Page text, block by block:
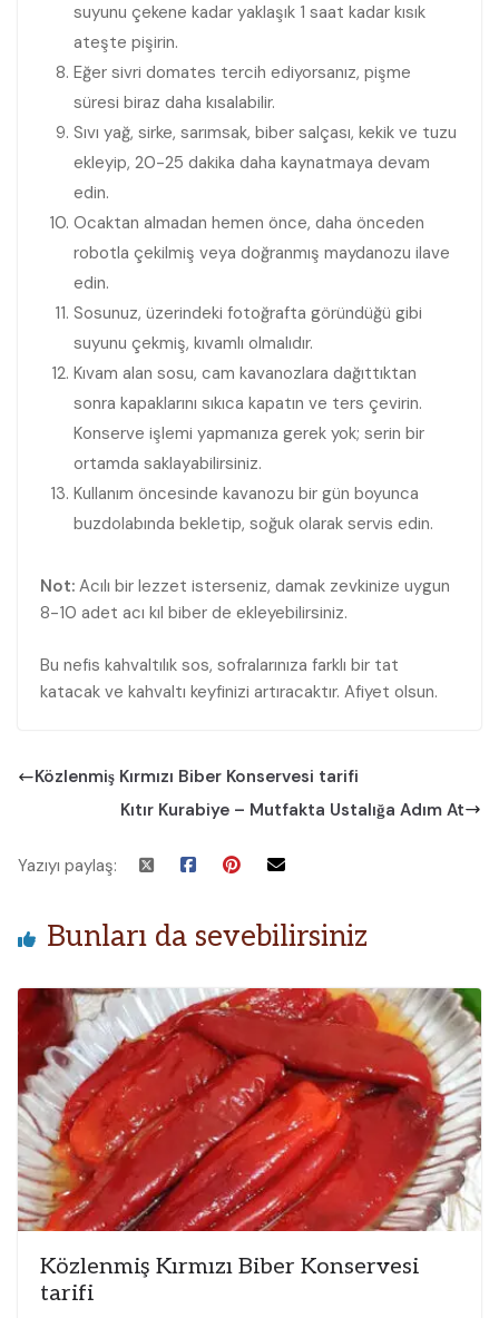
suyunu çekene kadar yaklaşık 1 saat kadar kısık
ateşte pişirin.
Eğer sivri domates tercih ediyorsanız, pişme
süresi biraz daha kısalabilir.
Sıvı yağ, sirke, sarımsak, biber salçası, kekik ve tuzu
ekleyip, 20-25 dakika daha kaynatmaya devam
edin.
Ocaktan almadan hemen önce, daha önceden
robotla çekilmiş veya doğranmış maydanozu ilave
edin.
Sosunuz, üzerindeki fotoğrafta göründüğü gibi
suyunu çekmiş, kıvamlı olmalıdır.
Kıvam alan sosu, cam kavanozlara dağıttıktan
sonra kapaklarını sıkıca kapatın ve ters çevirin.
Konserve işlemi yapmanıza gerek yok; serin bir
ortamda saklayabilirsiniz.
Kullanım öncesinde kavanozu bir gün boyunca
buzdolabında bekletip, soğuk olarak servis edin.
Not: Acılı bir lezzet isterseniz, damak zevkinize uygun
8-10 adet acı kıl biber de ekleyebilirsiniz.
Bu nefis kahvaltılık sos, sofralarınıza farklı bir tat
katacak ve kahvaltı keyfinizi artıracaktır. Afiyet olsun.
Közlenmiş Kırmızı Biber Konservesi tarifi
Kıtır Kurabiye – Mutfakta Ustalığa Adım At
Yazıyı paylaş:
Bunları da sevebilirsiniz
Közlenmiş Kırmızı Biber Konservesi
tarifi